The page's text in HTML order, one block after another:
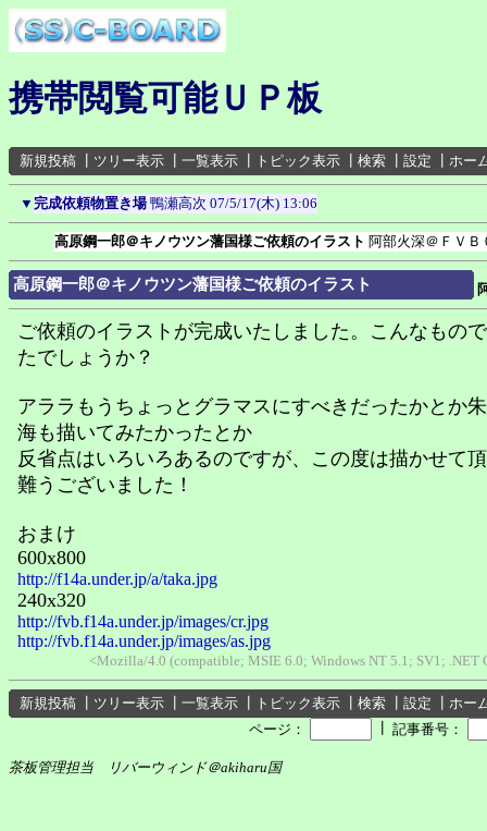
携帯閲覧可能ＵＰ板
新規投稿 ツリー表示 一覧表示 トピック表示 検索 設定 ホー
▼ 完成依頼物置き場 鴨瀬高次 07/5/17(木) 13:06
高原鋼一郎＠キノウツン藩国様ご依頼のイラスト 阿部火深＠ＦＶＢ
高原鋼一郎＠キノウツン藩国様ご依頼のイラスト
ご依頼のイラストが完成いたしました。こんなもの
たでしょうか？
アララもうちょっとグラマスにすべきだったかとか
海も描いてみたかったとか
反省点はいろいろあるのですが、この度は描かせて
難うございました！
おまけ
600x800
http://f14a.under.jp/a/taka.jpg
240x320
http://fvb.f14a.under.jp/images/cr.jpg
http://fvb.f14a.under.jp/images/as.jpg
<Mozilla/4.0 (compatible; MSIE 6.0; Windows NT 5.1; SV1;
新規投稿 ツリー表示 一覧表示 トピック表示 検索 設定
ホー
ページ：
記事番号：
茶板管理担当 リバーウィンド＠akiharu国